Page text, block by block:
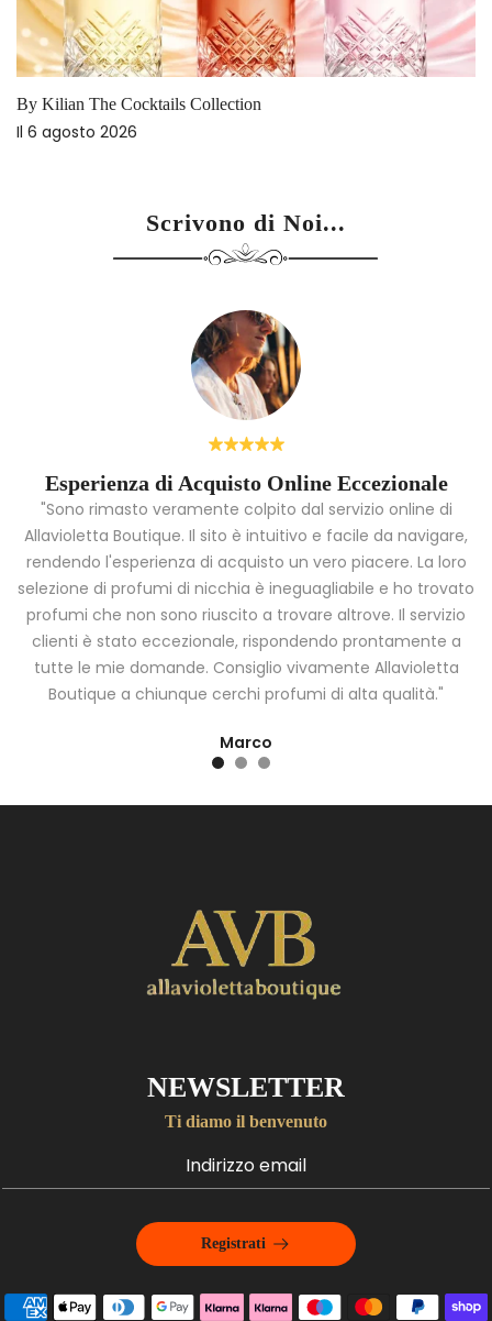
By Kilian The Cocktails Collection
Il 6 agosto 2026
Scrivono di Noi...
Esperienza di Acquisto Online Eccezionale
"Sono rimasto veramente colpito dal servizio online di
Allavioletta Boutique. Il sito è intuitivo e facile da navigare,
rendendo l'esperienza di acquisto un vero piacere. La loro
selezione di profumi di nicchia è ineguagliabile e ho trovato
profumi che non sono riuscito a trovare altrove. Il servizio
clienti è stato eccezionale, rispondendo prontamente a
tutte le mie domande. Consiglio vivamente Allavioletta
Boutique a chiunque cerchi profumi di alta qualità."
Marco
NEWSLETTER
Ti diamo il benvenuto
Registrati